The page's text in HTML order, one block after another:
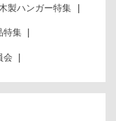
木製ハンガー特集
特集
会